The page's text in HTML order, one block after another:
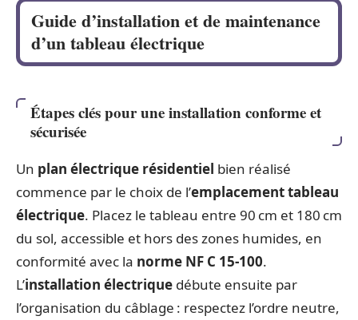
Guide d’installation et de maintenance
d’un tableau électrique
Étapes clés pour une installation conforme et
sécurisée
Un plan électrique résidentiel bien réalisé
commence par le choix de l’emplacement tableau
électrique. Placez le tableau entre 90 cm et 180 cm
du sol, accessible et hors des zones humides, en
conformité avec la norme NF C 15-100.
L’installation électrique débute ensuite par
l’organisation du câblage : respectez l’ordre neutre,